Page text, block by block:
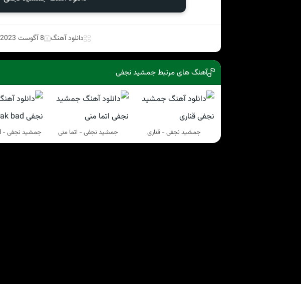
دانلود آهنگ 8 آگوست 2023
آهنگ های مرتبط جمشید نجفی
جمشید نجفی - قناری جمشید نجفی - اتما منی جمشید نجفی - mobarak bad